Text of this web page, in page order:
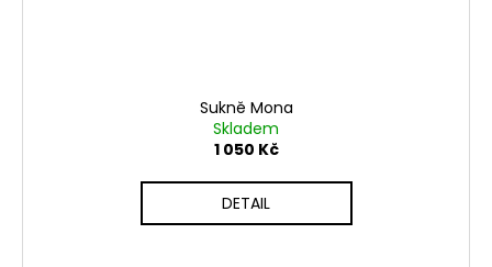
Sukně Mona
Skladem
1 050 Kč
DETAIL